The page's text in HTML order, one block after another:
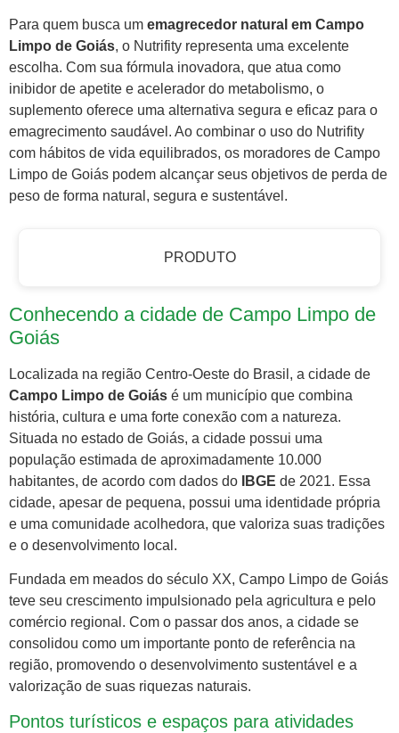
Para quem busca um emagrecedor natural em Campo
Limpo de Goiás, o Nutrifity representa uma excelente
escolha. Com sua fórmula inovadora, que atua como
inibidor de apetite e acelerador do metabolismo, o
suplemento oferece uma alternativa segura e eficaz para o
emagrecimento saudável. Ao combinar o uso do Nutrifity
com hábitos de vida equilibrados, os moradores de Campo
Limpo de Goiás podem alcançar seus objetivos de perda de
peso de forma natural, segura e sustentável.
PRODUTO
Conhecendo a cidade de Campo Limpo de
Goiás
Localizada na região Centro-Oeste do Brasil, a cidade de
Campo Limpo de Goiás é um município que combina
história, cultura e uma forte conexão com a natureza.
Situada no estado de Goiás, a cidade possui uma
população estimada de aproximadamente 10.000
habitantes, de acordo com dados do
IBGE de 2021. Essa
cidade, apesar de pequena, possui uma identidade própria
e uma comunidade acolhedora, que valoriza suas tradições
e o desenvolvimento local.
Fundada em meados do século XX, Campo Limpo de Goiás
teve seu crescimento impulsionado pela agricultura e pelo
comércio regional. Com o passar dos anos, a cidade se
consolidou como um importante ponto de referência na
região, promovendo o desenvolvimento sustentável e a
valorização de suas riquezas naturais.
Pontos turísticos e espaços para atividades